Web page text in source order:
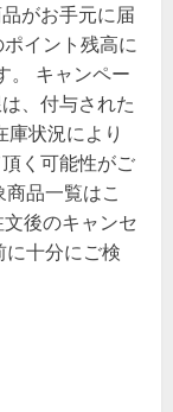
がお手元に届
イント残高に
。 キャンペー
、付与された
状況により
く可能性がご
品一覧はこ
文後のキャンセ
十分にご検